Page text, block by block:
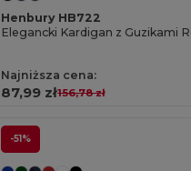
Henbury HB722
Elegancki Kardigan z Guzikami
Najniższa cena:
87,99 zł156,78 zł
-51%